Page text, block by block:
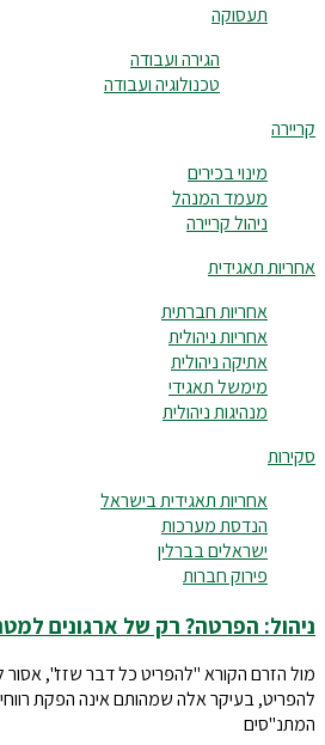
תעסוקה
הגירה ועבודה
טכנולוגיה ועבודה
קריירה
מינוי בכירים
מעמד המנהל
ניהול קריירה
אחריות תאגידית
אחריות חברתית
אחריות ניהולית
אתיקה ניהולית
מימשל תאגידי
מנהיגות ניהולית
סקירות
אחריות תאגידית בישראל
הנדסת מערכות
ישראלים בברלין
פירוק חברות
ניהול: הפרטה? רק של ארגונים
מול הזרם הקורא "להפריט כל דבר שזז", אסור
להפריט, בעיקר אלה שמהותם אינה הפקת
המתנ"סים